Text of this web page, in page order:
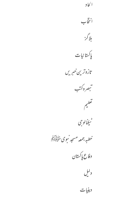
الحاد
انتخاب
بلاگز
پاکستانیات
تازہ ترین خبریں
تبصرہ کتب
تعلیم
ٹیکنالوجی
خطبہ جمعہ مسجد نبوی ﷺ
دفاع پاکستان
دلیل
دینیات